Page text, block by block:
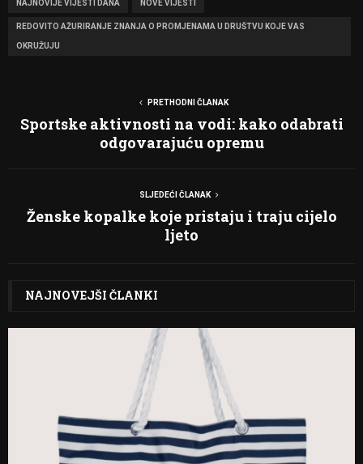
NAJNOVIJE VIJESTI DANA NOVE VIJESTI
REDOVITO AŽURIRANJE ZNANJA O PROMJENAMA U DRUŠTVU KOJE VAS
OKRUŽUJU
PRETHODNI ČLANAK
Sportske aktivnosti na vodi: kako odabrati
odgovarajuću opremu
SLJEDEĆI ČLANAK
Ženske kopalke koje pristaju i traju cijelo
ljeto
NAJNOVEJŠI ČLANKI